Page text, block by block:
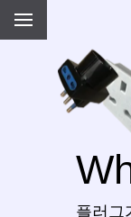
플러그